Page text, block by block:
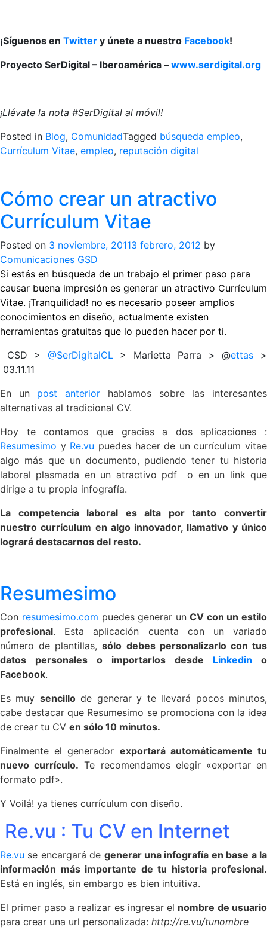
¡Síguenos en Twitter y únete a nuestro Facebook!
Proyecto SerDigital – Iberoamérica – www.serdigital.org
¡Llévate la nota #SerDigital al móvil!
Posted in Blog, ComunidadTagged búsqueda empleo,
Currículum Vitae, empleo, reputación digital
Cómo crear un atractivo
Currículum Vitae
Posted on 3 noviembre, 20113 febrero, 2012 by
Comunicaciones GSD
Si estás en búsqueda de un trabajo el primer paso para
causar buena impresión es generar un atractivo Currículum
Vitae. ¡Tranquilidad! no es necesario poseer amplios
conocimientos en diseño, actualmente existen
herramientas gratuitas que lo pueden hacer por ti.
CSD > @SerDigitalCL > Marietta Parra > @ettas >
03.11.11
En un post anterior hablamos sobre las interesantes
alternativas al tradicional CV.
Hoy te contamos que gracias a dos aplicaciones :
Resumesimo y Re.vu puedes hacer de un currículum vitae
algo más que un documento, pudiendo tener tu historia
laboral plasmada en un atractivo pdf o en un link que
dirige a tu propia infografía.
La competencia laboral es alta por tanto convertir
nuestro currículum en algo innovador, llamativo y único
logrará destacarnos del resto.
Resumesimo
Con resumesimo.com puedes generar un CV con un estilo
profesional. Esta aplicación cuenta con un variado
número de plantillas,sólo debes personalizarlo con tus
datos personales o importarlos desde Linkedin o
Facebook.
Es muy sencillode generar y te llevará pocos minutos,
cabe destacar que Resumesimo se promociona con la idea
de crear tu CV en sólo 10 minutos.
Finalmente el generador exportará automáticamente tu
nuevo currículo. Te recomendamos elegir «exportar en
formato pdf».
Y Voilá! ya tienes currículum con diseño.
Re.vu : Tu CV en Internet
Re.vu se encargará de generar una infografía en base a la
información más importante de tu historia profesional.
Está en inglés, sin embargo es bien intuitiva.
El primer paso a realizar es ingresar el nombre de usuario
para crear una url personalizada: http://re.vu/tunombre